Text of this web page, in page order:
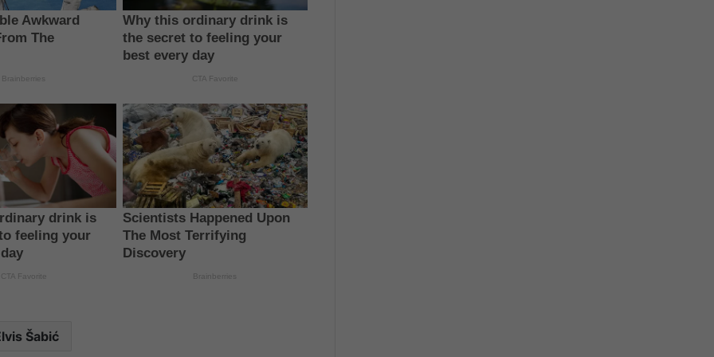
Šabić